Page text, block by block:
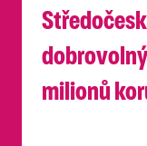
milionů